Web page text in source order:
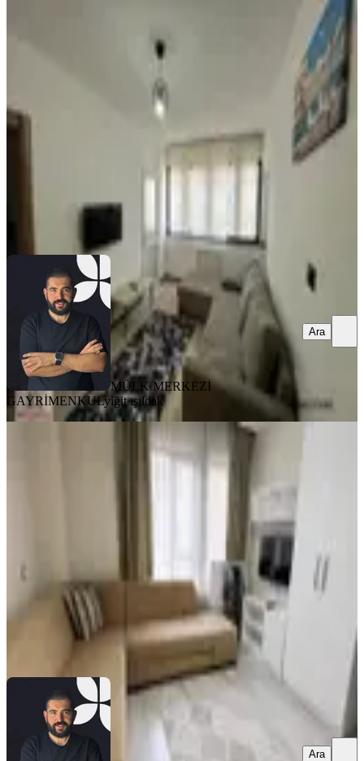
Faturalar Dahil│kat'da 1+1 Mobilyalı
55 m²·
MÜLK MERKEZİ GAYRİMENKUL
MÜLK MERKEZİ
GAYRİMENKULyiğit ışıldak
Ara
Kadınlara Özel - Kiraya Tüm
Faturalar Dahil - Mobilyalı 1+1
08.08.2026
MÜLK MERKEZİ GAYRİMENKUL yiğit ışıldak
Ara